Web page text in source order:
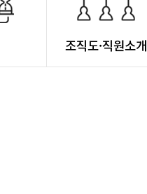
조직도·직원소개